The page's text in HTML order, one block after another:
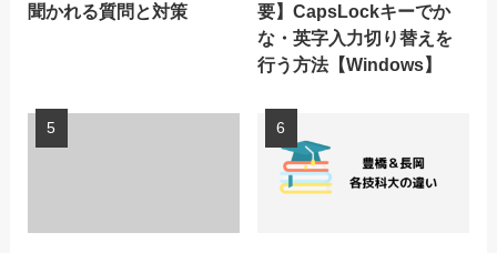
聞かれる質問と対策
要】CapsLockキーでか
な・英字入力切り替えを
行う方法【Windows】